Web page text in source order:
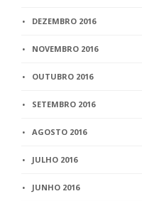
DEZEMBRO 2016
NOVEMBRO 2016
OUTUBRO 2016
SETEMBRO 2016
AGOSTO 2016
JULHO 2016
JUNHO 2016